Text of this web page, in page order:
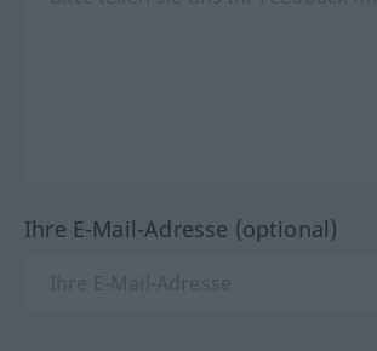
Ihre E-Mail-Adresse (optional)